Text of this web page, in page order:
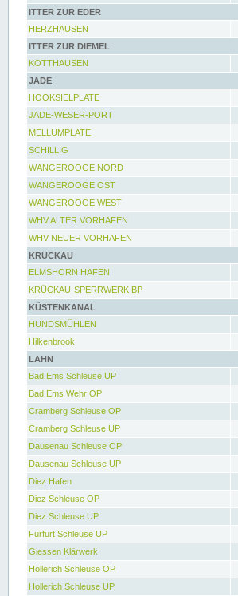
ITTER ZUR EDER
HERZHAUSEN
ITTER ZUR DIEMEL
KOTTHAUSEN
JADE
HOOKSIELPLATE
JADE-WESER-PORT
MELLUMPLATE
SCHILLIG
WANGEROOGE NORD
WANGEROOGE OST
WANGEROOGE WEST
WHV ALTER VORHAFEN
WHV NEUER VORHAFEN
KRÜCKAU
ELMSHORN HAFEN
KRÜCKAU-SPERRWERK BP
KÜSTENKANAL
HUNDSMÜHLEN
Hilkenbrook
LAHN
Bad Ems Schleuse UP
Bad Ems Wehr OP
Cramberg Schleuse OP
Cramberg Schleuse UP
Dausenau Schleuse OP
Dausenau Schleuse UP
Diez Hafen
Diez Schleuse OP
Diez Schleuse UP
Fürfurt Schleuse UP
Giessen Klärwerk
Hollerich Schleuse OP
Hollerich Schleuse UP